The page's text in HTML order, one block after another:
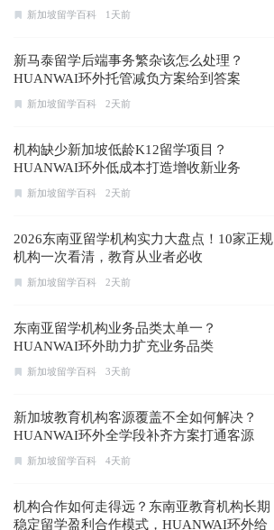
新加坡留学百科 1天前
新马泰留学后端事务繁杂该怎么处理？
HUANWAI环外托管减负方案给到答案
新加坡留学百科 2天前
机构缺少新加坡低龄K12留学项目？
HUANWAI环外低成本打造增收新业务
新加坡留学百科 2天前
2026东南亚留学机构实力大盘点！10家正规
机构一次看清，教育从业者必收
新加坡留学百科 2天前
东南亚留学机构业务品类太单一？
HUANWAI环外助力扩充业务品类
新加坡留学百科 3天前
新加坡教育机构客源覆盖不全如何解决？
HUANWAI环外全学段补齐方案打通客源
新加坡留学百科 4天前
机构合作如何走得远？东南亚教育机构长期
稳定留学盈利合作模式，HUANWAI环外给